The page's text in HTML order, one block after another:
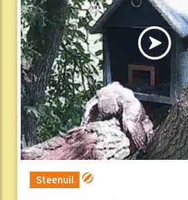
Steenuil